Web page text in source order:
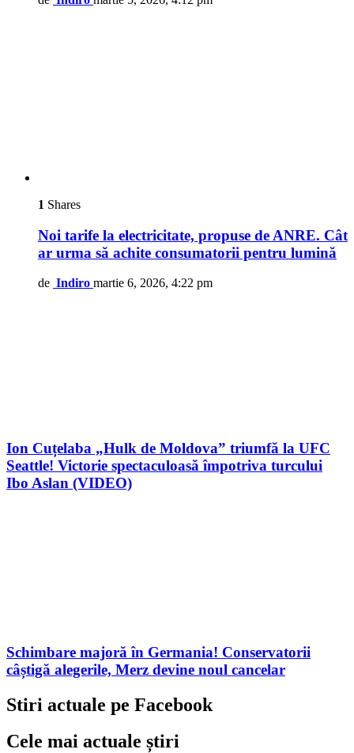
1 Shares
Noi tarife la electricitate, propuse de ANRE. Cât
ar urma să achite consumatorii pentru lumină
de Indiro martie 6, 2026, 4:22 pm
Ion Cuțelaba „Hulk de Moldova” triumfă la UFC
Seattle! Victorie spectaculoasă împotriva turcului
Ibo Aslan (VIDEO)
Schimbare majoră în Germania! Conservatorii
câștigă alegerile, Merz devine noul cancelar
Stiri actuale pe Facebook
Cele mai actuale știri